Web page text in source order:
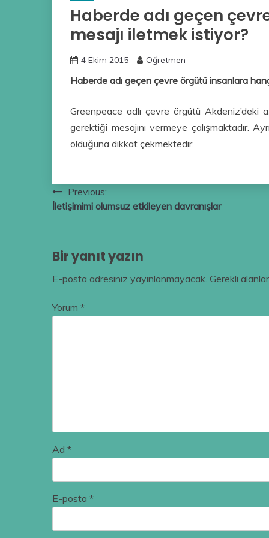
Haberde adı geçen
mesajı iletmek istiyor?
4 Ekim 2015 Öğretmen
Haberde adı geçen çevre örgütü insanlara
Greenpeace adlı çevre örgütü Akdeniz’deki
gerektiği mesajını vermeye çalışmaktadır.
olduğuna dikkat çekmektedir.
Yazı
gezinmesi
Previous:
İletişimimi olumsuz etkileyen davranışlar
Bir yanıt yazın
E-posta adresiniz yayınlanmayacak. Gerekli alanlar
Yorum *
Ad *
E-posta *